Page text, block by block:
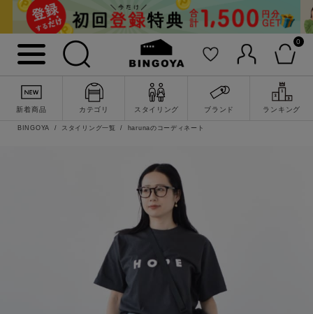
0
新着商品 カテゴリ スタイリング ブランド ランキング
詳細検索
BINGOYA スタイリング一覧 harunaのコーディネート